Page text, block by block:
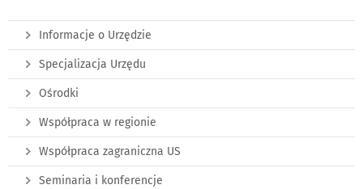
Informacje o Urzędzie
Specjalizacja Urzędu
Ośrodki
Współpraca w regionie
Współpraca zagraniczna US
Seminaria i konferencje